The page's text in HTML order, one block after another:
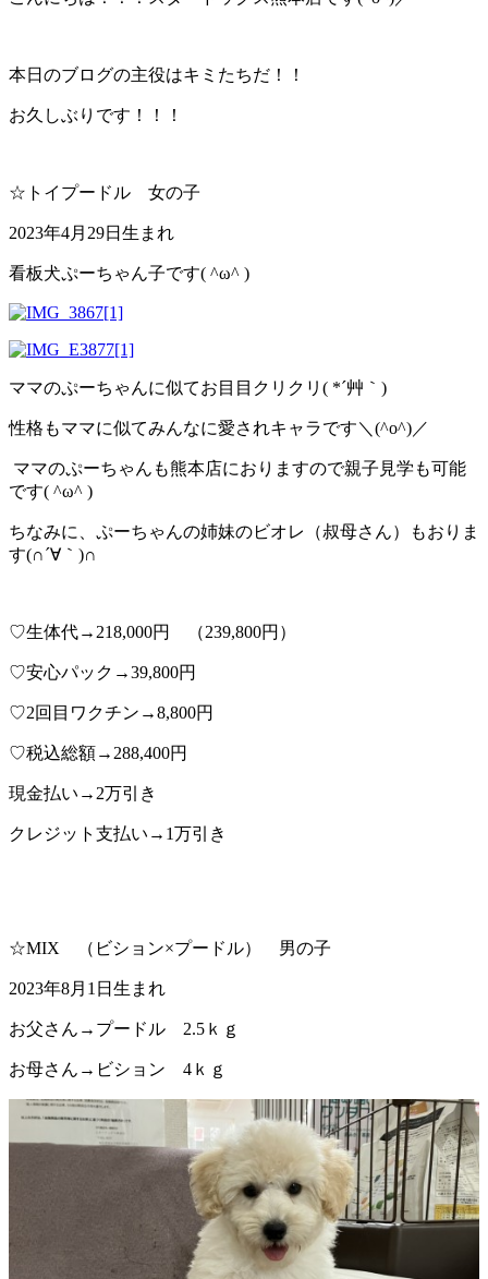
本日のブログの主役はキミたちだ！！
お久しぶりです！！！
☆トイプードル 女の子
2023年4月29日生まれ
看板犬ぷーちゃん子です( ^ω^ )
ママのぷーちゃんに似てお目目クリクリ( *´艸｀)
性格もママに似てみんなに愛されキャラです＼(^o^)／
ママのぷーちゃんも熊本店におりますので親子見学も可能
です( ^ω^ )
ちなみに、ぷーちゃんの姉妹のビオレ（叔母さん）もおりま
す(∩´∀｀)∩
♡生体代→218,000円 （239,800円）
♡安心パック→39,800円
♡2回目ワクチン→8,800円
♡税込総額→288,400円
現金払い→2万引き
クレジット支払い→1万引き
☆MIX （ビション×プードル） 男の子
2023年8月1日生まれ
お父さん→プードル 2.5ｋｇ
お母さん→ビション 4ｋｇ